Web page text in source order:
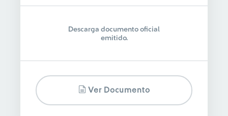
Descarga documento oficial
emitido.
Ver Documento